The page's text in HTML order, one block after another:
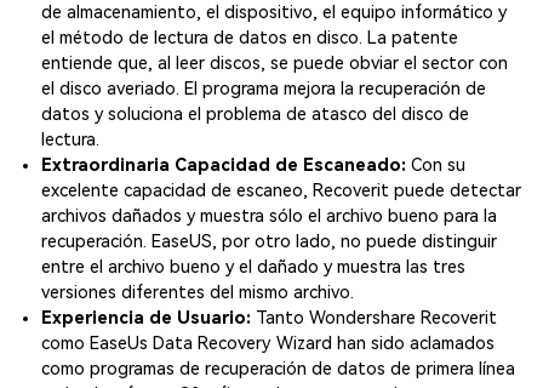
de almacenamiento, el dispositivo, el equipo informático y
el método de lectura de datos en disco. La patente
entiende que, al leer discos, se puede obviar el sector con
el disco averiado. El programa mejora la recuperación de
datos y soluciona el problema de atasco del disco de
lectura.
Extraordinaria Capacidad de Escaneado: Con su
excelente capacidad de escaneo, Recoverit puede detectar
archivos dañados y muestra sólo el archivo bueno para la
recuperación. EaseUS, por otro lado, no puede distinguir
entre el archivo bueno y el dañado y muestra las tres
versiones diferentes del mismo archivo.
Experiencia de Usuario: Tanto Wondershare Recoverit
como EaseUs Data Recovery Wizard han sido aclamados
como programas de recuperación de datos de primera línea